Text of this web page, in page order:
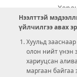
Орон
Нээлттэй
үйлчилгээ авах
Хуульд
олон нийт үнэн
хариуцсан
маргаан байгаа